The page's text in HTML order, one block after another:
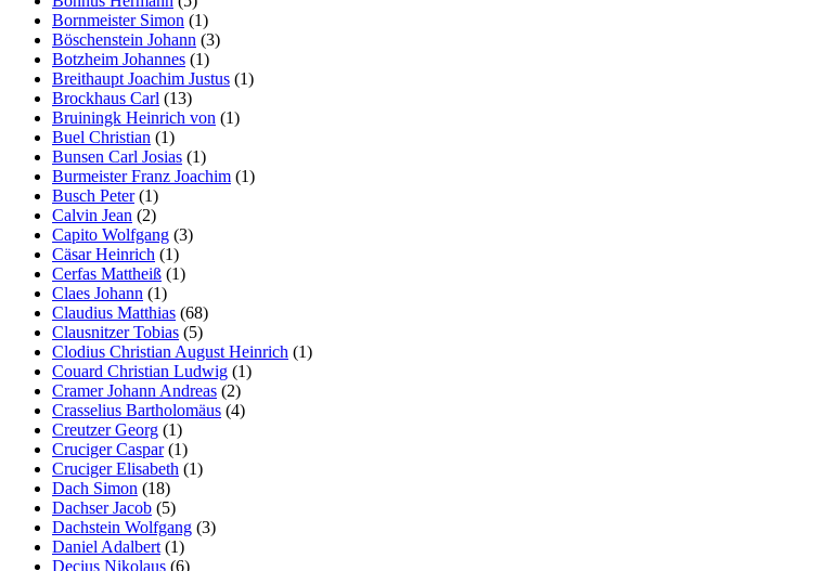
Bornmeister Simon (1)
Böschenstein Johann (3)
Botzheim Johannes (1)
Breithaupt Joachim Justus (1)
Brockhaus Carl (13)
Bruiningk Heinrich von (1)
Buel Christian (1)
Bunsen Carl Josias (1)
Burmeister Franz Joachim (1)
Busch Peter(1)
Calvin Jean (2)
Capito Wolfgang (3)
Cäsar Heinrich (1)
Cerfas Mattheiß (1)
Claes Johann (1)
Claudius Matthias (68)
Clausnitzer Tobias (5)
Clodius Christian August Heinrich (1)
Couard Christian Ludwig (1)
Cramer Johann Andreas (2)
Crasselius Bartholomäus (4)
Creutzer Georg (1)
Cruciger Caspar(1)
Cruciger Elisabeth (1)
Dach Simon (18)
Dachser Jacob (5)
Dachstein Wolfgang (3)
Daniel Adalbert (1)
Decius Nikolaus (6)